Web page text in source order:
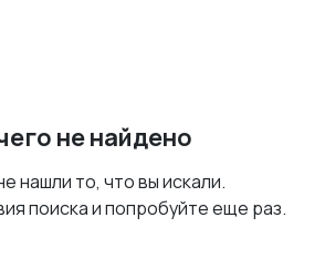
не найдено
нашли то, что вы искали.
поиска и попробуйте еще раз.